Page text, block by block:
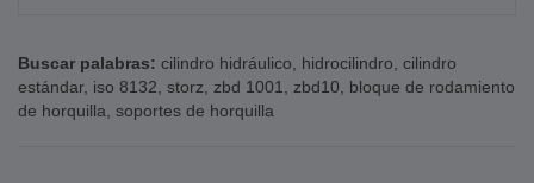
Buscar palabras: cilindro hidráulico, hidrocilindro, cilindro
estándar, iso 8132, storz, zbd 1001, zbd10, bloque de rodamiento
de horquilla, soportes de horquilla